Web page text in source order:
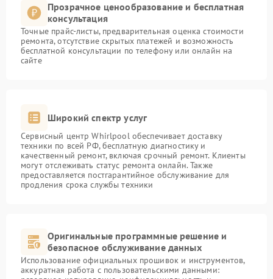
Прозрачное ценообразование и бесплатная
консультация
Точные прайс-листы, предварительная оценка стоимости
ремонта, отсутствие скрытых платежей и возможность
бесплатной консультации по телефону или онлайн на
сайте
Широкий спектр услуг
Сервисный центр Whirlpool обеспечивает доставку
техники по всей РФ, бесплатную диагностику и
качественный ремонт, включая срочный ремонт. Клиенты
могут отслеживать статус ремонта онлайн. Также
предоставляется постгарантийное обслуживание для
продления срока службы техники
Оригинальные программные решение и
безопасное обслуживание данных
Использование официальных прошивок и инструментов,
аккуратная работа с пользовательскими данными: